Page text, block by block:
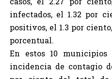
infectados, el 1.32 por
positivos, el 1.3 por
porcentual.
En estos 10
incidencia de contagio